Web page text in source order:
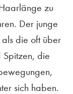
zu
Der junge
die oft über
Spitzen, die
sich haben.